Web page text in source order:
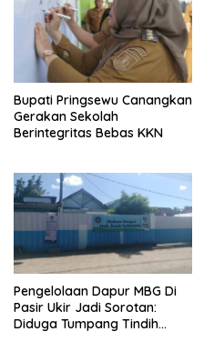
Bupati Pringsewu Canangkan
Gerakan Sekolah
Berintegritas Bebas KKN
Pengelolaan Dapur MBG Di
Pasir Ukir Jadi Sorotan:
Diduga Tumpang Tindih